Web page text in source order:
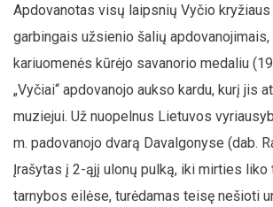
Apdovanotas visų laipsnių Vyčio
garbingais užsienio šalių
kariuomenės kūrėjo savanorio medaliu
„Vyčiai“ apdovanojo aukso kardu, kurį jis
muziejui. Už nuopelnus Lietuvos
m. padovanojo dvarą Davalgonyse (dab.
Įrašytas į 2-ąjį ulonų pulką, iki mirties
tarnybos eilėse, turėdamas teisę nešioti